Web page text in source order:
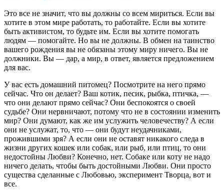
Это все не значит, что вы должны со всем мириться. Если вы
хотите в этом мире работать, то работайте. Если вы хотите
быть активистом, то будьте им. Если вы хотите помогать
людям — помогайте. Но вы не должны. В обмен на таинство
вашего рождения вы не обязаны этому миру ничего. Вы не
должники. Вы — дар, а мир, в ответ, является предложением
для вас.
У вас есть домашний питомец? Посмотрите на него прямо
сейчас. Что он делает? Ваш котик, песик, рыбка, птичка, —
что они делают прямо сейчас? Они беспокоятся о своей
судьбе? Они нервничают, потому что не в состоянии изменить
мир? Они думают, как же им услужить человечеству? А если
они не услужат, то, что — они будут неудачниками,
прожившими зря? А если они не оставят никакого следа в
жизни других кошек или собак, или рыб, или птиц, то они
недостойны Любви? Конечно, нет. Собаке или коту не надо
ничего делать, чтобы быть достойными Любви. Они просто
существа сделанные с Любовью, эксперимент Творца, вот и
все.